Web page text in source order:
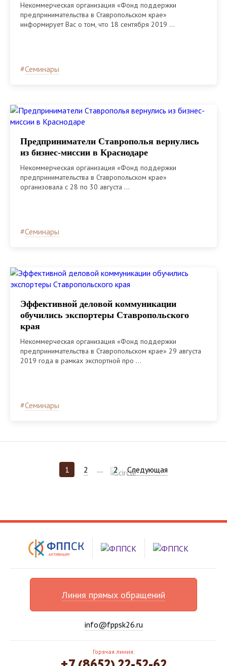
Некоммерческая организация «Фонд поддержки
предпринимательства в Ставропольском крае»
информирует Вас о том, что 18 сентября 2019 ...
#Семинары
Предприниматели Ставрополья вернулись
из бизнес-миссии в Краснодаре
Некоммерческая организация «Фонд поддержки
предпринимательства в Ставропольском крае»
организовала с 28 по 30 августа ...
#Семинары
Эффективной деловой коммуникации
обучились экспортеры Ставропольского
края
Некоммерческая организация «Фонд поддержки
предпринимательства в Ставропольском крае» 29 августа
2019 года в рамках экспортной про ...
#Семинары
1 2 ... 2 Следующая
Линия прямых обращений
info@fppsk26.ru
Горячая линия: